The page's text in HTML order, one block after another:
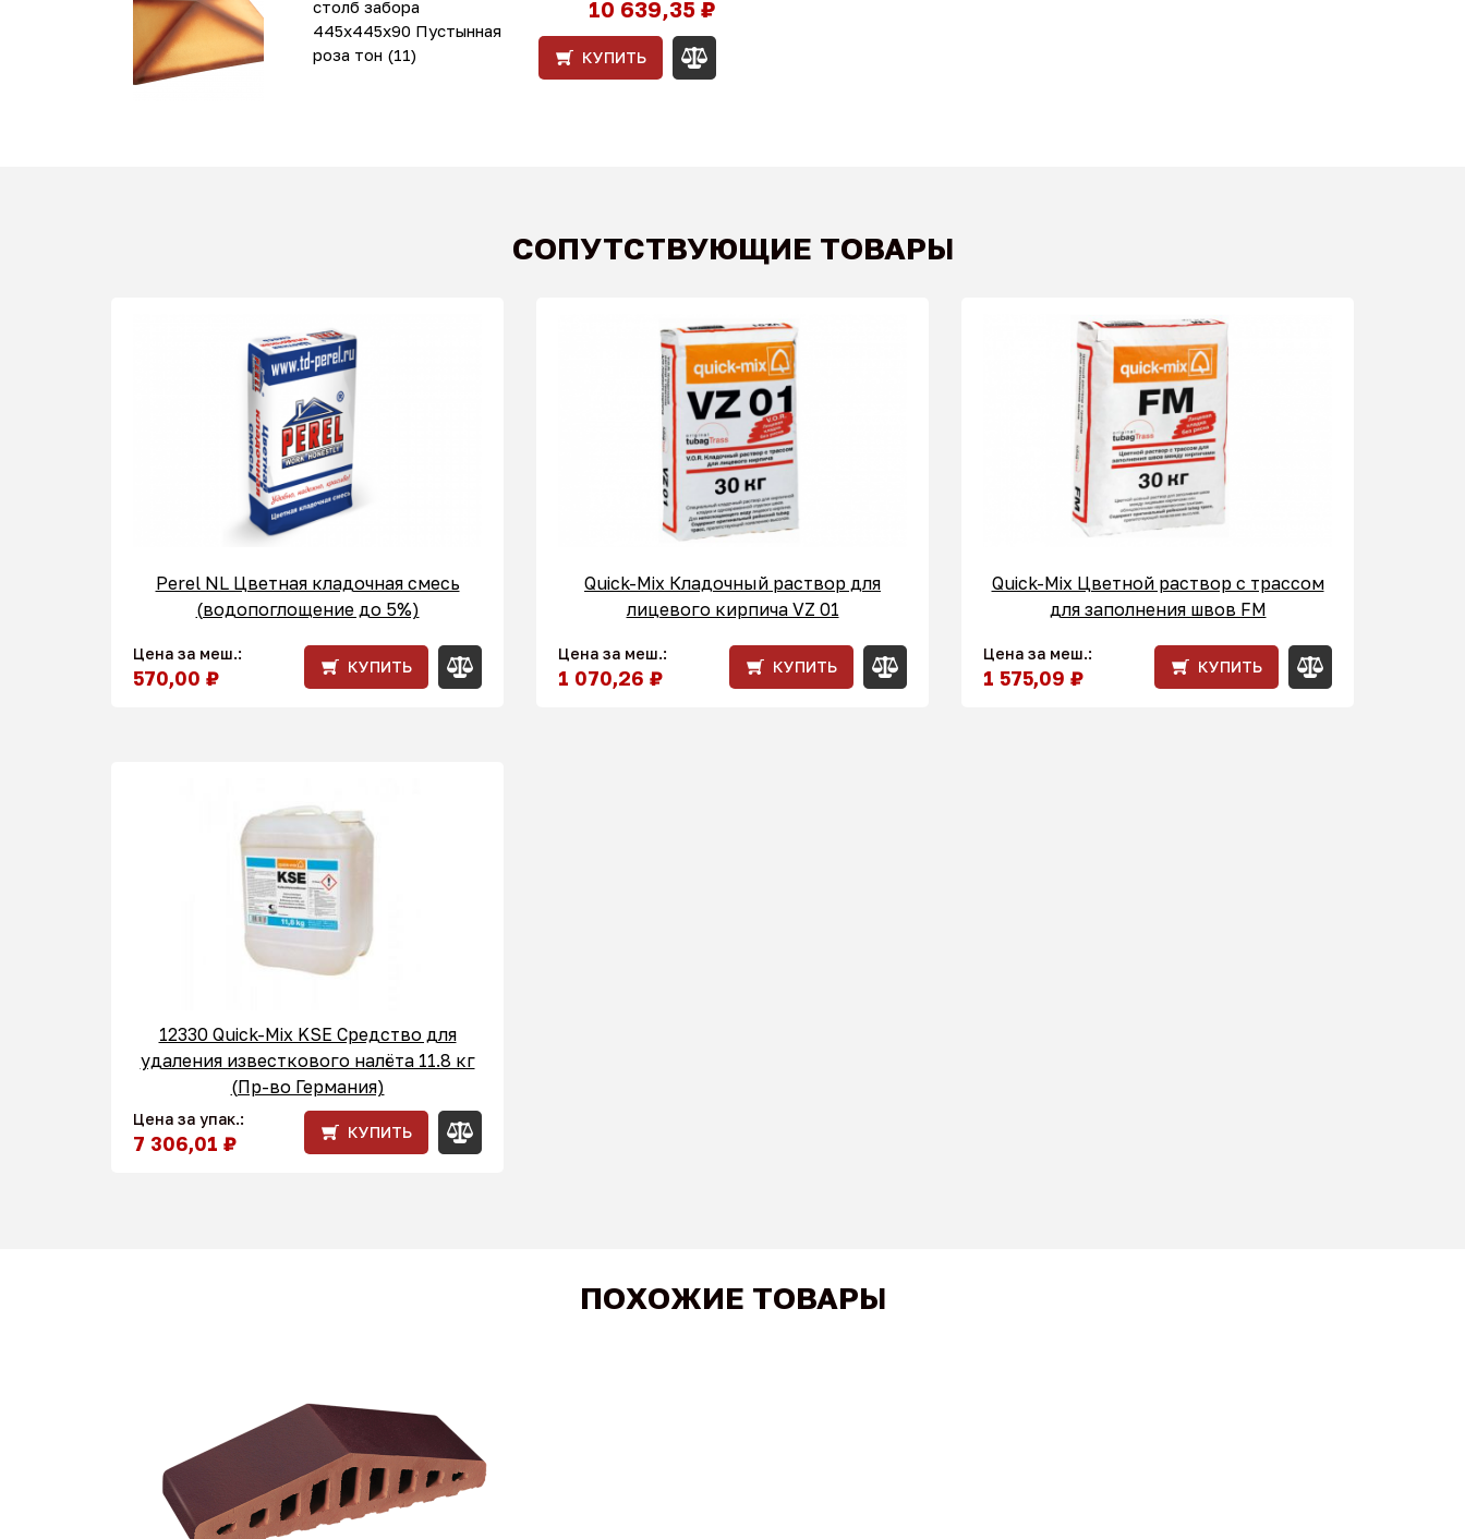
столб забора
445х445х90 Пустынная
роза тон (11)
10 639,35 ₽
КУПИТЬ
СОПУТСТВУЮЩИЕ ТОВАРЫ
Perel NL Цветная кладочная смесь
(водопоглощение до 5%)
Цена за меш.:
570,00 ₽ КУПИТЬ
Quick-Mix Кладочный раствор для
лицевого кирпича VZ 01
Цена за меш.:
1 070,26 ₽ КУПИТЬ
Quick-Mix Цветной раствор с трассом
для заполнения швов FM
Цена за меш.:
1 575,09 ₽ КУПИТЬ
12330 Quick-Mix KSE Средство для
удаления известкового налёта 11.8 кг
(Пр-во Германия)
Цена за упак.:
7 306,01 ₽ КУПИТЬ
ПОХОЖИЕ ТОВАРЫ